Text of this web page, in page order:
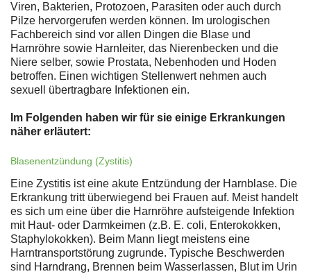
Viren, Bakterien, Protozoen, Parasiten oder auch durch
Pilze hervorgerufen werden können. Im urologischen
Fachbereich sind vor allen Dingen die Blase und
Harnröhre sowie Harnleiter, das Nierenbecken und die
Niere selber, sowie Prostata, Nebenhoden und Hoden
betroffen. Einen wichtigen Stellenwert nehmen auch
sexuell übertragbare Infektionen ein.
Im Folgenden haben wir für sie einige Erkrankungen
näher erläutert:
Blasenentzündung (Zystitis)
Eine Zystitis ist eine akute Entzündung der Harnblase. Die
Erkrankung tritt überwiegend bei Frauen auf. Meist handelt
es sich um eine über die Harnröhre aufsteigende Infektion
mit Haut- oder Darmkeimen (z.B. E. coli, Enterokokken,
Staphylokokken). Beim Mann liegt meistens eine
Harntransportstörung zugrunde. Typische Beschwerden
sind Harndrang, Brennen beim Wasserlassen, Blut im Urin